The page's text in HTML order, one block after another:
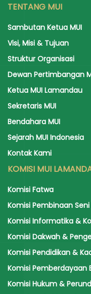
TENTANG MUI
Sambutan Ketua MUI
Visi, Misi & Tujuan
Struktur Organisasi
Dewan Pertimbangan
Ketua MUI Lamandau
Sekretaris MUI
Bendahara MUI
Sejarah MUI Indonesia
Kontak Kami
KOMISI MUI
Komisi Fatwa
Komisi Pembinaan
Komisi Informatika &
Komisi Dakwah &
Komisi Pendidikan &
Komisi Pemberdayaan
Komisi Hukum &